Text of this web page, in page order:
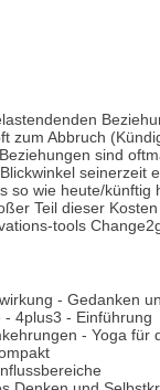
zum Abbruch
sind
seinerzeit
so wie heute/
Teil dieser
tools
- Gedanken
4plus3 - Einführung
- Yoga für